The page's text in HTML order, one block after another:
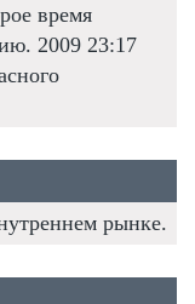
время
2009 23:17
рынке.